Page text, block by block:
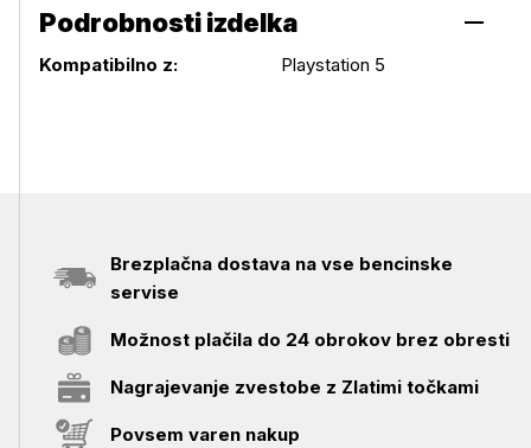
Podrobnosti izdelka
Podrobnosti izdelka
Kompatibilno z: Playstation 5
Brezplačna dostava na vse bencinske
servise
Možnost plačila do 24 obrokov brez obresti
Nagrajevanje zvestobe z Zlatimi točkami
Povsem varen nakup